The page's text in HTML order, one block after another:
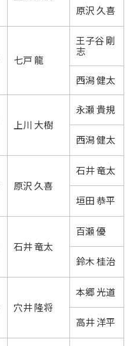
原沢 久喜
七戸 龍
王子谷 剛
志
西潟 健太
上川 大樹
永瀬 貴規
西潟 健太
原沢 久喜
石井 竜太
垣田 恭平
石井 竜太
百瀬 優
鈴木 桂治
穴井 隆将
本郷 光道
高井 洋平